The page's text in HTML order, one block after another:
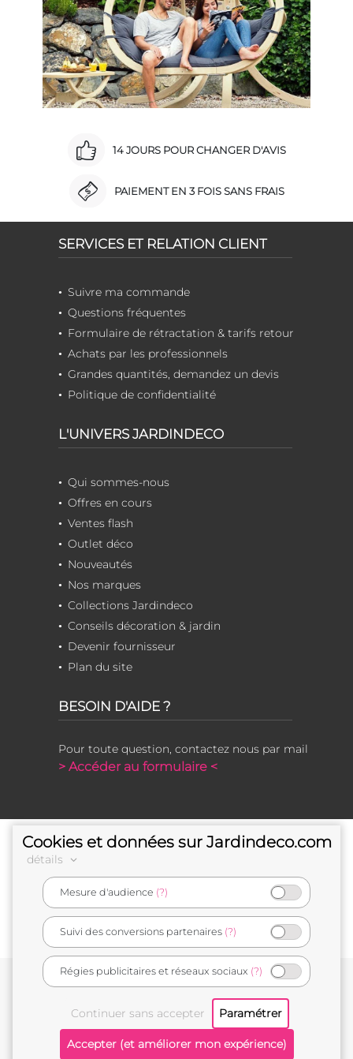
14 JOURS POUR CHANGER D'AVIS
PAIEMENT EN 3 FOIS SANS FRAIS
SERVICES ET RELATION CLIENT
Suivre ma commande
Questions fréquentes
Formulaire de rétractation & tarifs retour
Achats par les professionnels
Grandes quantités, demandez un devis
Politique de confidentialité
L'UNIVERS JARDINDECO
Qui sommes-nous
Offres en cours
Ventes flash
Outlet déco
Nouveautés
Nos marques
Collections Jardindeco
Conseils décoration & jardin
Devenir fournisseur
Plan du site
BESOIN D'AIDE ?
Pour toute question, contactez nous par mail
> Accéder au formulaire <
e-commerçant français
Cookies et données sur Jardindeco.com
détails
Mesure d'audience (?)
Suivi des conversions partenaires (?)
Régies publicitaires et réseaux sociaux (?)